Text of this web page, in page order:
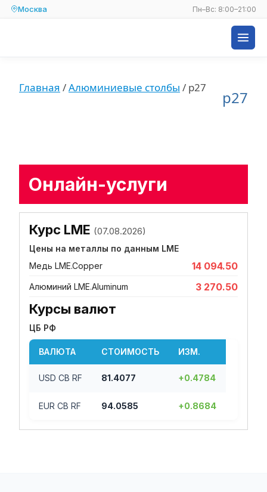
Москва Пн–Вс: 8:00–21:00
Главная /Алюминиевые столбы / p27
p27
Онлайн-услуги
Курс LME (07.08.2026)
Цены на металлы по данным LME
Медь LME.Copper
14 094.50
Алюминий LME.Aluminum 3 270.50
Курсы валют
ЦБ РФ
ВАЛЮТА СТОИМОСТЬ ИЗМ.
USD CB RF 81.4077 +0.4784
EUR CB RF 94.0585 +0.8684